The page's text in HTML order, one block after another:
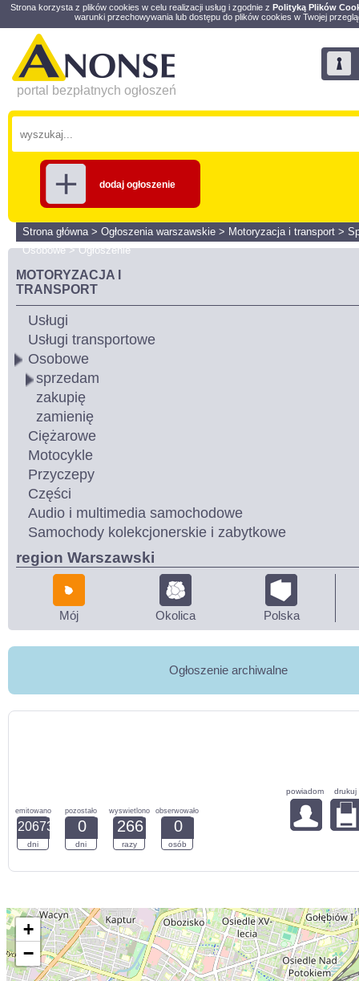
Strona korzysta z plików cookies w celu realizacji usług i zgodnie z Polityką Plików
warunki przechowywania lub dostępu do plików cookies w Twojej
portal bezpłatnych ogłoszeń
dodaj ogłoszenie
Strona główna> Ogłoszenia warszawskie > Motoryzacja i transport >
Osobowe>Ogłoszenie
MOTORYZACJA I
TRANSPORT
Usługi
Usługi transportowe
Osobowe
sprzedam
zakupię
zamienię
Ciężarowe
Motocykle
Przyczepy
Części
Audio i multimedia samochodowe
Samochody kolekcjonerskie i zabytkowe
region Warszawski
Mój Okolica Polska
Ogłoszenie archiwalne
emitowano
20673
dni
pozostało
0
dni
wyswietlono
266
razy
obserwowało
0
osób
powiadom drukuj
+
−